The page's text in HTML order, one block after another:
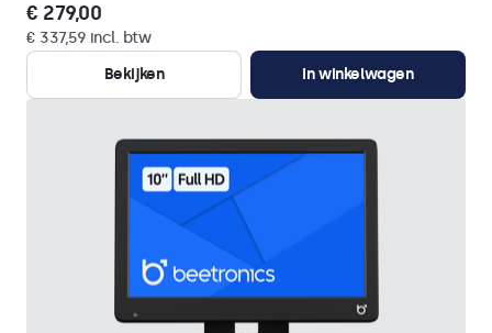
€ 279,00
€ 337,59 incl. btw
Bekijken
In winkelwagen